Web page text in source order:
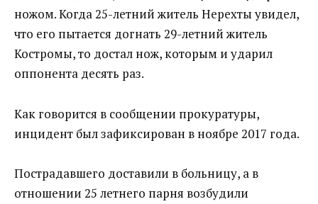
ножом. Когда 25-летний житель Нерехты увидел,
что его пытается догнать 29-летний житель
Костромы, то достал нож, которым и ударил
оппонента десять раз.
Как говорится в сообщении прокуратуры,
инцидент был зафиксирован в ноябре 2017 года.
Пострадавшего доставили в больницу, а в
отношении 25 летнего парня возбудили